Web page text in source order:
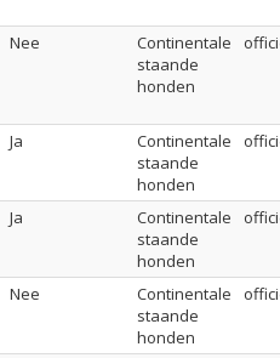
Nee
Continentale
staande
honden
Ja
Continentale
staande
honden
Ja
Continentale
staande
honden
Nee
Continentale
staande
honden